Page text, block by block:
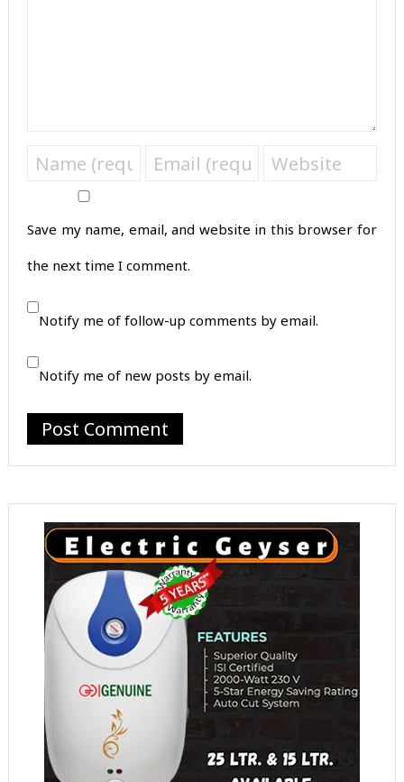
Save my name, email, and website in this browser for
the next time I comment.
Notify me of follow-up comments by email.
Notify me of new posts by email.